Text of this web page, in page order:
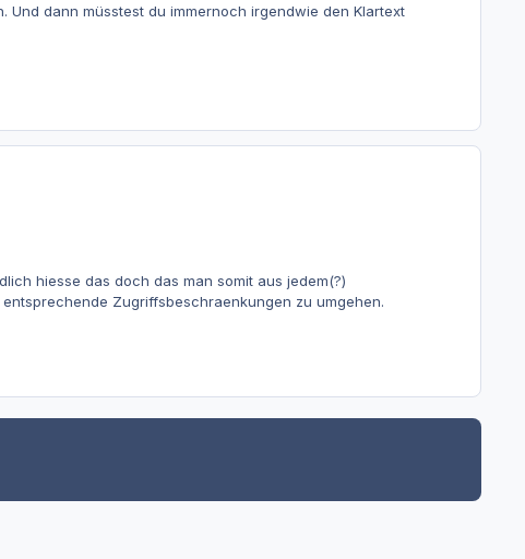
dann müsstest du immernoch irgendwie den Klartext
hiesse das doch das man somit aus jedem(?)
Zugriffsbeschraenkungen zu umgehen.